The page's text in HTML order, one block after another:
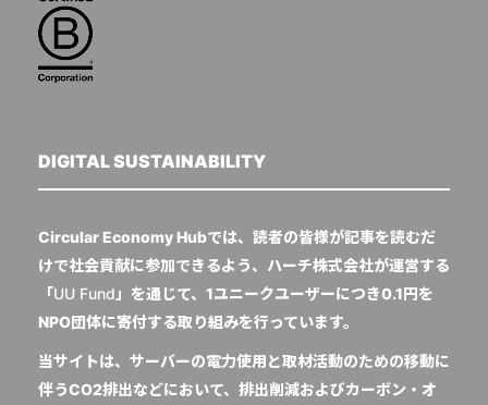
DIGITAL SUSTAINABILITY
Circular Economy Hubでは、読者の皆様が記事を読むだ
けで社会貢献に参加できるよう、ハーチ株式会社が運営する
「UU Fund 」を通じて、1ユニークユーザーにつき0.1円を
NPO団体に寄付する取り組みを行っています。
当サイトは、サーバーの電力使用と取材活動のための移動に
伴うCO2排出などにおいて、排出削減およびカーボン・オ